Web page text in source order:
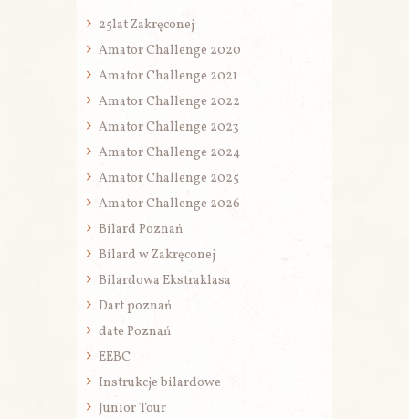
25lat Zakręconej
Amator Challenge 2020
Amator Challenge 2021
Amator Challenge 2022
Amator Challenge 2023
Amator Challenge 2024
Amator Challenge 2025
Amator Challenge 2026
Bilard Poznań
Bilard w Zakręconej
Bilardowa Ekstraklasa
Dart poznań
date Poznań
EEBC
Instrukcje bilardowe
Junior Tour